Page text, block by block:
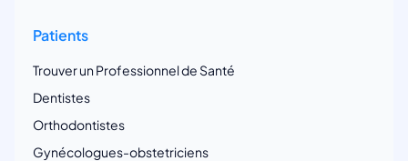
Patients
Trouver un Professionnel de Santé
Dentistes
Orthodontistes
Gynécologues-obstetriciens